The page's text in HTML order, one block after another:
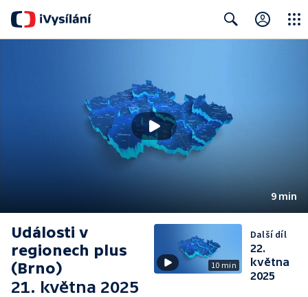
9 min
Události v
regionech plus
(Brno)
21. května 2025
10 min
Další díl
22.
května
2025